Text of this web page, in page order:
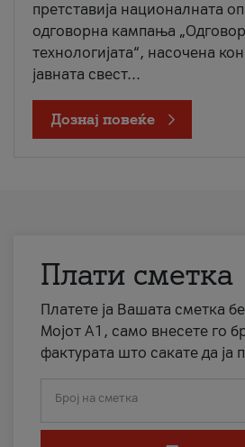
претставија националната
одговорна кампања
технологијата“, насочена
јавната свест...
Дознај повеќе
Плати сметка
Платете ја Вашата сметка
Мојот А1, само внесете го
фактурата што сакате да ја
Број на сметка